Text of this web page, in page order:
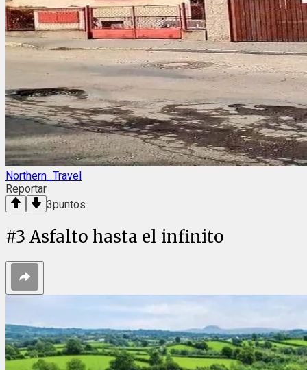
Northern_Travel
Reportar
3puntos
#3 Asfalto hasta el infinito